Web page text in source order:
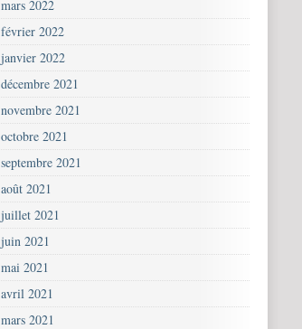
mars 2022
février 2022
janvier 2022
décembre 2021
novembre 2021
octobre 2021
septembre 2021
août 2021
juillet 2021
juin 2021
mai 2021
avril 2021
mars 2021